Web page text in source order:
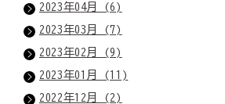
2023年04月 (6)
2023年03月 (7)
2023年02月 (9)
2023年01月 (11)
2022年12月 (2)